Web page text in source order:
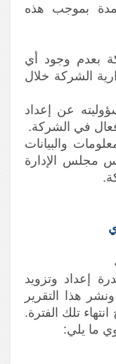
بموجب هذه
بعدم وجود أي
الشركة خلال
عن إعداد
فعال في الشركة.
والبيانات
مجلس الإدارة
إعداد وتزويد
هذا التقرير
تلك الفترة.
ما يلي: